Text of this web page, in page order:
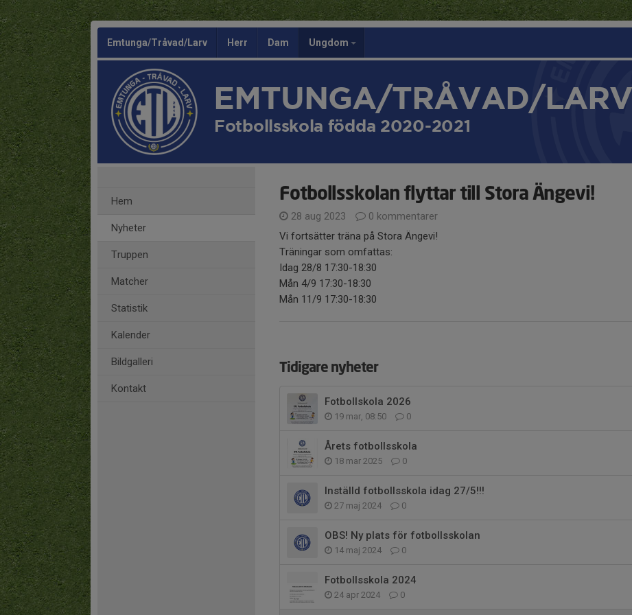
Emtunga/Tråvad/Larv Herr Dam Ungdom
EMTUNGA/TRÅVAD/LARV
Fotbollsskola födda 2020-2021
Hem
Nyheter
Truppen
Matcher
Statistik
Kalender
Bildgalleri
Kontakt
Fotbollsskolan flyttar till Stora Ängevi!
28 aug 2023
0 kommentarer
Vi fortsätter träna på Stora Ängevi!
Träningar som omfattas:
Idag 28/8 17:30-18:30
Mån 4/9 17:30-18:30
Mån 11/9 17:30-18:30
Tidigare nyheter
Fotbollskola 2026
19 mar, 08:50 0
Årets fotbollsskola
18 mar 2025 0
Inställd fotbollsskola idag 27/5!!!
27 maj 2024 0
OBS! Ny plats för fotbollsskolan
14 maj 2024 0
Fotbollsskola 2024
24 apr 2024 0